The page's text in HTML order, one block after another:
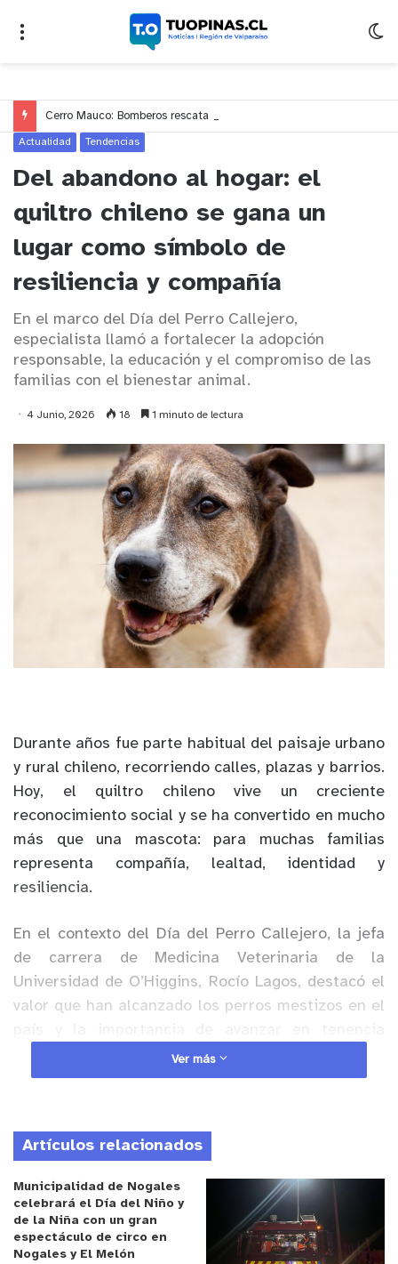
Actualidad Tendencias
Del abandono al hogar: el
quiltro chileno se gana un
lugar como símbolo de
resiliencia y compañía
En el marco del Día del Perro Callejero,
especialista llamó a fortalecer la adopción
responsable, la educación y el compromiso de las
familias con el bienestar animal.
4 Junio, 2026 18 1 minuto de lectura
Durante años fue parte habitual del paisaje urbano
y rural chileno, recorriendo calles, plazas y barrios.
Hoy, el quiltro chileno vive un creciente
reconocimiento social y se ha convertido en mucho
más que una mascota: para muchas familias
representa compañía, lealtad, identidad y
resiliencia.
En el contexto del Día del Perro Callejero, la jefa
de carrera de Medicina Veterinaria de la
Universidad de O’Higgins, Rocío Lagos, destacó el
valor que han alcanzado los perros mestizos en el
“Que el quiltro sea considerado parte de nuestra
identidad cultural es un acto de justicia.
Representa la mezcla, la adaptación al cambio y el
espíritu que ha acompañado históricamente a
nuestras ciudades y campos. Hoy ya no es un perro
invisible, sino un símbolo de resiliencia, compañía
Ver más
Artículos relacionados
Municipalidad de Nogales
celebrará el Día del Niño y
de la Niña con un gran
espectáculo de circo en
Nogales y El Melón